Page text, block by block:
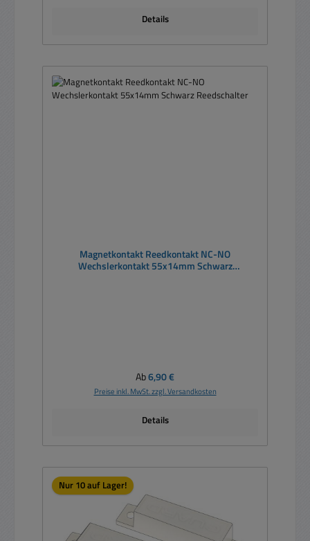
Details
Magnetkontakt Reedkontakt NC-NO
Wechslerkontakt 55x14mm Schwarz
Regulärer Preis:
Ab6,90 €
Preise inkl. MwSt. zzgl. Versandkosten
Details
Nur 10 auf Lager!